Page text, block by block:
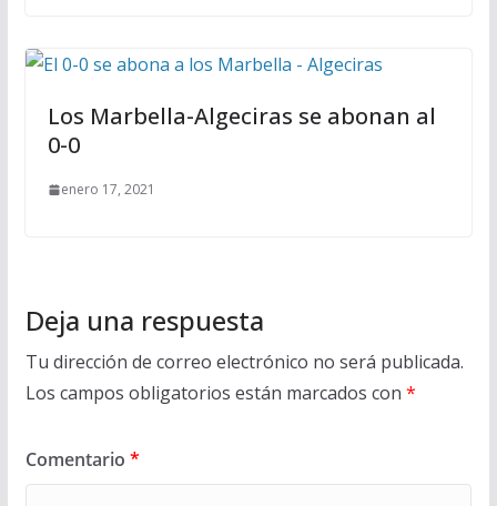
Los Marbella-Algeciras se abonan al
0-0
enero 17, 2021
Deja una respuesta
Tu dirección de correo electrónico no será publicada.
Los campos obligatorios están marcados con *
Comentario *